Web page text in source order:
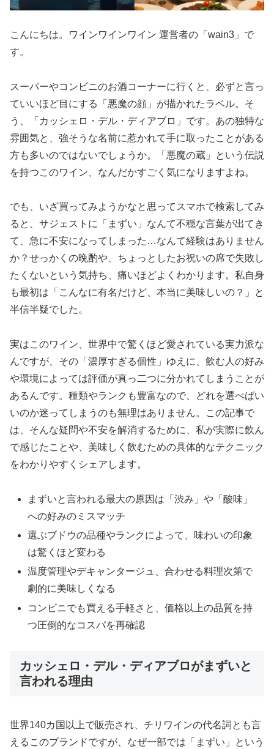
こんにちは。ワインワインワイン 運営者の「wain3」で
す。
スーパーやコンビニのお酒コーナーに行くと、必ずと言っ
ていいほど目にする「悪魔の顔」が描かれたラベル。そ
う、「カッシェロ・デル・ディアブロ」です。あの独特な
雰囲気と、強そうな名前に惹かれて手に取ったことがある
方も多いのではないでしょうか。「悪魔の蔵」という伝説
を持つこのワイン、なんだかすごく気になりますよね。
でも、いざ買ってみようかなと思ってスマホで検索してみ
ると、サジェストに「まずい」なんて不穏な言葉が出てき
て、急に不安になってしまった…なんて経験はありません
か？せっかくの晩酌や、ちょっとしたお祝いの席で失敗し
たくないという気持ち、痛いほどよくわかります。私自身
も最初は「こんなに有名だけど、本当に美味しいの？」と
半信半疑でした。
実はこのワイン、世界中で驚くほど愛されている実力派な
んですが、その「濃厚すぎる個性」ゆえに、飲む人の好み
や環境によっては評価が真っ二つに分かれてしまうことが
あるんです。種類やランクも豊富なので、どれを選べばい
いのか迷ってしまうのも無理はありません。この記事で
は、そんな疑問や不安を解消するために、私が実際に飲ん
で感じたことや、美味しく飲むための具体的なテクニック
をわかりやすくシェアします。
まずいと言われる最大の原因は「渋み」や「酸味」
への好みのミスマッチ
選ぶブドウの品種やランクによって、味わいの印象
は驚くほど変わる
温度管理やデキャンタージュ、合わせる料理次第で
劇的に美味しくなる
コンビニでも買える手軽さと、価格以上の品質を持
つ圧倒的なコスパを再確認
カッシェロ・デル・ディアブロがまずいと
言われる理由
世界140カ国以上で販売され、チリワインの代名詞とも言
えるこのブランドですが、なぜ一部では「まずい」という